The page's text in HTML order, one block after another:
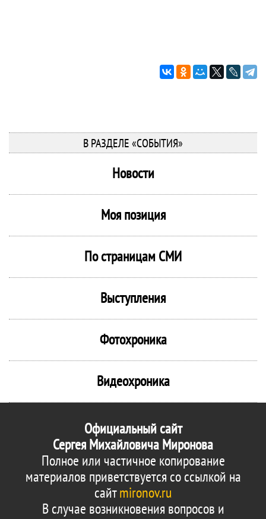
В РАЗДЕЛЕ «СОБЫТИЯ»
Новости
Моя позиция
По страницам СМИ
Выступления
Фотохроника
Видеохроника
Официальный сайт
Сергея Михайловича Миронова
Полное или частичное копирование
материалов приветствуется со ссылкой на
сайтmironov.ru
В случае возникновения вопросов и